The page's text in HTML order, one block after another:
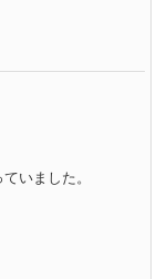
いました。